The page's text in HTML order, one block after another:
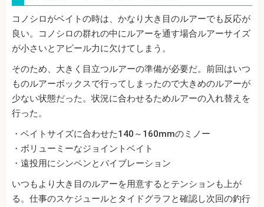
コノシロがベイトの時は、かなり大き目のルアーでも反応が
良い。コノシロの群れの中にルアーを通す場合ルアーサイズ
が小さいとアピール力に欠けてしまう。
そのため、大きく目立つルアーの準備が必要だ。前回はいつ
ものルアーボックスで行ってしまったので大きめのルアーが
少ない状態だった。状況に合わせるためルアーの入れ替えを
行った。
・ベイトサイズに合わせた140～160mmのミノー
・ボリューミーなジョイントベイト
・遠投用にシンペンとバイブレーション
いつもより大き目のルアーを用意するとテンションも上が
る。仕事のスケジュールとタイドグラフと確認し次回の釣行